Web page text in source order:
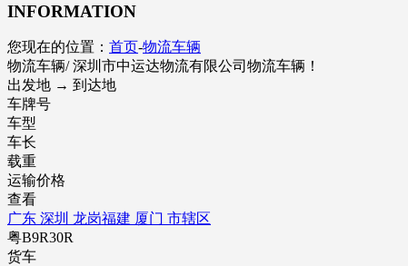
INFORMATION
您现在的位置： 首页-物流车辆
物流车辆/ 深圳市中运达物流有限公司物流车辆！
出发地 → 到达地
车牌号
车型
车长
载重
运输价格
查看
广东 深圳 龙岗福建 厦门 市辖区
粤B9R30R
货车